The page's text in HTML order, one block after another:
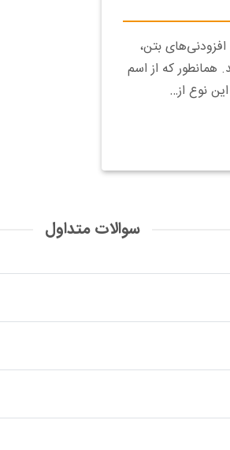
افزودنی‌های بتن،
که از اسم
نوع از…
سوالات متداول